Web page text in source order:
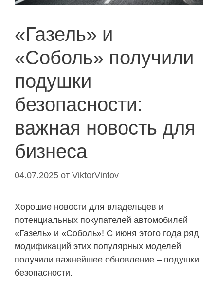
«Газель» и
«Соболь» получили
подушки
безопасности:
важная новость для
бизнеса
04.07.2025 от ViktorVintov
Хорошие новости для владельцев и
потенциальных покупателей автомобилей
«Газель» и «Соболь»! С июня этого года ряд
модификаций этих популярных моделей
получили важнейшее обновление – подушки
безопасности.